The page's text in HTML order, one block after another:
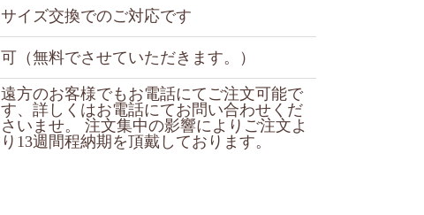
サイズ交換でのご対応です
可（無料でさせていただきます。）
遠方のお客様でもお電話にてご注文可能で
す、詳しくはお電話にてお問い合わせくだ
さいませ。 注文集中の影響によりご注文よ
り13週間程納期を頂戴しております。